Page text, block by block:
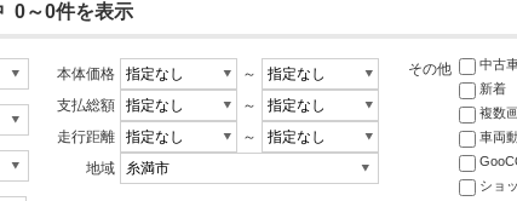
0～0件を表示
本体価格
～
支払総額
～
走行距離
～
地域
その他 中古
新着
複数
車両
ショ